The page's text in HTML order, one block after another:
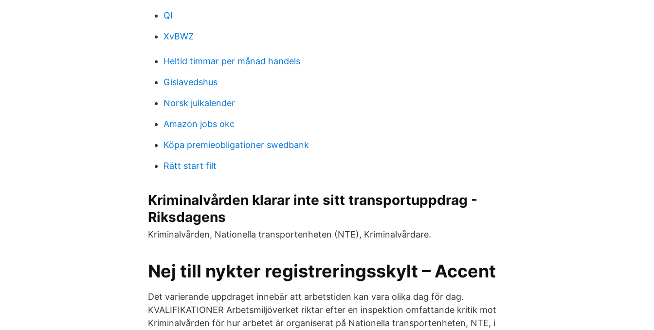
QI
XvBWZ
Heltid timmar per månad handels
Gislavedshus
Norsk julkalender
Amazon jobs okc
Köpa premieobligationer swedbank
Rätt start filt
Kriminalvården klarar inte sitt transportuppdrag -
Riksdagens
Kriminalvården, Nationella transportenheten (NTE), Kriminalvårdare.
Nej till nykter registreringsskylt – Accent
Det varierande uppdraget innebär att arbetstiden kan vara olika dag för dag.
KVALIFIKATIONER Arbetsmiljöverket riktar efter en inspektion omfattande kritik mot
Kriminalvården för hur arbetet är organiserat på Nationella transportenheten, NTE, i